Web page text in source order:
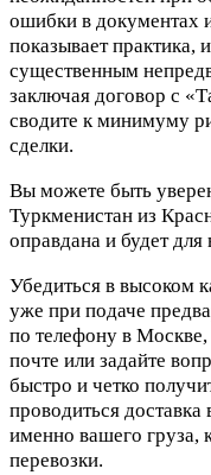
ошибки в документах
показывает практика,
существенным
заключая договор с
сводите к минимуму
сделки.
Вы можете быть
Туркменистан из
оправдана и будет для
Убедиться в высоком
уже при подаче
по телефону в Москве,
почте или задайте
быстро и четко
проводиться
именно вашего груза,
перевозки.